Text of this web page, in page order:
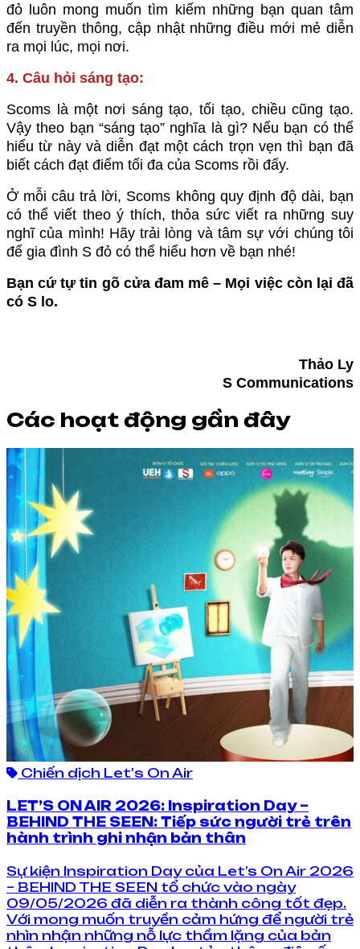
đỏ luôn mong muốn tìm kiếm những bạn quan tâm
đến truyền thông, cập nhật những điều mới mẻ diễn
ra mọi lúc, mọi nơi.
4. Câu hỏi sáng tạo:
Scoms là một nơi sáng tạo, tối tạo, chiều cũng tạo.
Vậy theo bạn “sáng tạo” nghĩa là gì? Nếu bạn có thể
hiểu từ này và diễn đạt một cách trọn vẹn thì bạn đã
biết cách đạt điểm tối đa của Scoms rồi đấy.
Ở mỗi câu trả lời, Scoms không quy định độ dài, bạn
có thể viết theo ý thích, thỏa sức viết ra những suy
nghĩ của mình! Hãy trải lòng và tâm sự với chúng tôi
để gia đình S đỏ có thể hiểu hơn về bạn nhé!
Bạn cứ tự tin gõ cửa đam mê – Mọi việc còn lại đã
có S lo.
Thảo Ly
S Communications
Các hoạt động gần đây
Chiến dịch Let's On Air
LET’S ON AIR 2026: Inspiration Day –
BEHIND THE SEEN: Tiếp sức người trẻ trên
hành trình ghi nhận bản thân
Sự kiện Inspiration Day của Let’s On Air 2026
– BEHIND THE SEEN tổ chức vào ngày
09/05/2026 đã diễn ra thành công tốt đẹp.
Với mong muốn truyền cảm hứng để người trẻ
nhìn nhận những nỗ lực thầm lặng của bản